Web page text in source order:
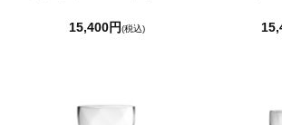
15,400円(税込)